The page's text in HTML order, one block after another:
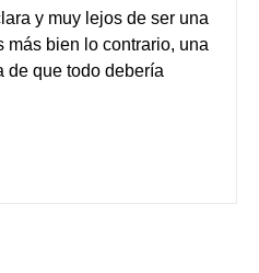
y muy lejos de ser una
más bien lo contrario, una
de que todo debería